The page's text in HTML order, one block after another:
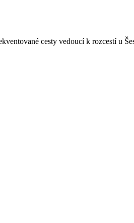
cesty vedoucí k rozcestí u